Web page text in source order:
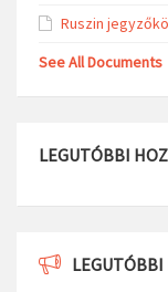
Ruszin
See All Documents
LEGUTÓBBI
LEGUTÓBBI